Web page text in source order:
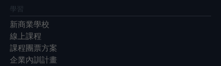
學習
新商業學校
線上課程
課程團票方案
企業內訓計畫